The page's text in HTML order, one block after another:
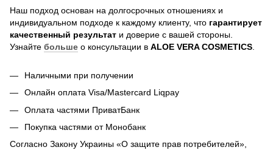
Наш подход основан на долгосрочных отношениях и
индивидуальном подходе к каждому клиенту, что гарантирует
качественный результат и доверие с вашей стороны.
Узнайте больше о консультации в ALOE VERA COSMETICS
Наличными при получении
Онлайн оплата Visa/Mastercard Liqpay
Оплата частями ПриватБанк
Покупка частями от Монобанк
Согласно Закону Украины «О защите прав потребителей»,